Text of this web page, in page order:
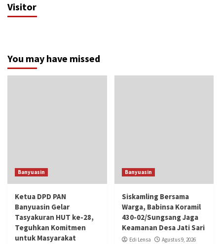
Visitor
You may have missed
Banyuasin
Ketua DPD PAN
Banyuasin Gelar
Tasyakuran HUT ke-28,
Teguhkan Komitmen
untuk Masyarakat
Banyuasin
Siskamling Bersama
Warga, Babinsa Koramil
430-02/Sungsang Jaga
Keamanan Desa Jati Sari
Edi Lensa Agustus 9, 2026